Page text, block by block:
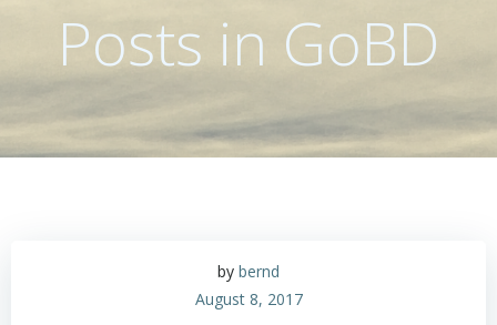
Posts in GoBD
by bernd
August 8, 2017